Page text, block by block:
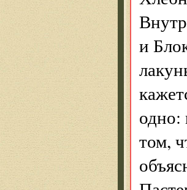
и
одно:
том,